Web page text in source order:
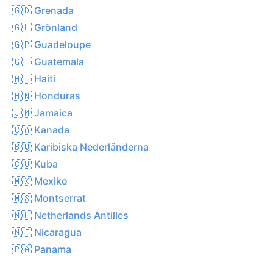
🇬🇩 Grenada
🇬🇱 Grönland
🇬🇵 Guadeloupe
🇬🇹 Guatemala
🇭🇹 Haiti
🇭🇳 Honduras
🇯🇲 Jamaica
🇨🇦 Kanada
🇧🇶 Karibiska Nederländerna
🇨🇺 Kuba
🇲🇽 Mexiko
🇲🇸 Montserrat
🇳🇱 Netherlands Antilles
🇳🇮 Nicaragua
🇵🇦 Panama